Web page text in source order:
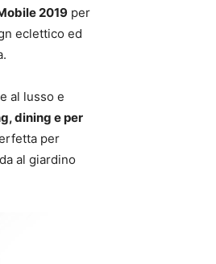
2019 per
eclettico ed
al lusso e
dining e per
per
al giardino